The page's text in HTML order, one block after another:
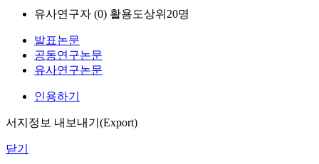
유사연구자 (0) 활용도상위20명
발표논문
공동연구논문
유사연구논문
인용하기
서지정보 내보내기(Export)
닫기